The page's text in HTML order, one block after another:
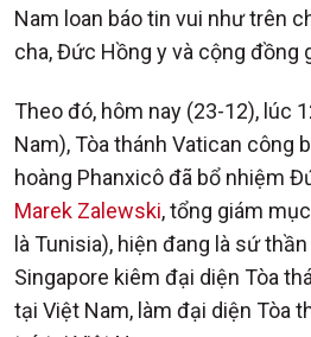
Nam loan báo tin vui như trên
cha, Đức Hồng y và cộng đồng
Theo đó, hôm nay (23-12), lúc
Nam), Tòa thánh Vatican công
hoàng Phanxicô đã bổ nhiệm
Marek Zalewski, tổng giám
là Tunisia), hiện đang là sứ
Singapore kiêm đại diện Tòa
tại Việt Nam, làm đại diện Tòa